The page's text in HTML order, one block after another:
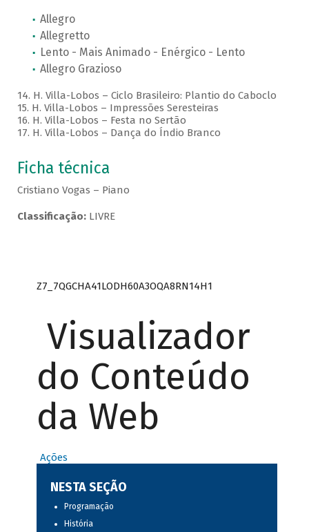
Allegro
Allegretto
Lento - Mais Animado - Enérgico - Lento
Allegro Grazioso
14. H. Villa-Lobos – Ciclo Brasileiro: Plantio do Caboclo
15. H. Villa-Lobos – Impressões Seresteiras
16. H. Villa-Lobos – Festa no Sertão
17. H. Villa-Lobos – Dança do Índio Branco
Ficha técnica
Cristiano Vogas – Piano
Classificação:LIVRE
Z7_7QGCHA41LODH60A3OQA8RN14H1
Visualizador
do Conteúdo
da Web
Ações
NESTA SEÇÃO
Programação
História